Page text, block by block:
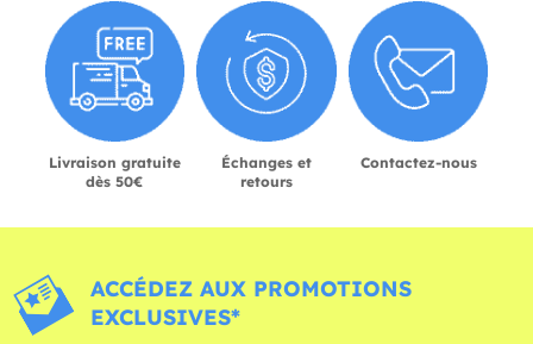
Livraison gratuite
dès 50€
Échanges et
retours
Contactez-nous
ACCÉDEZ AUX PROMOTIONS
EXCLUSIVES*